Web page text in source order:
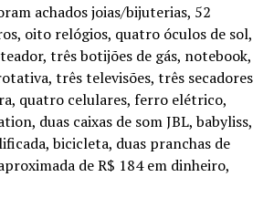
achados joias/bijuterias, 52
oito relógios, quatro óculos de sol,
três botijões de gás, notebook,
três televisões, três secadores
quatro celulares, ferro elétrico,
duas caixas de som JBL, babyliss,
bicicleta, duas pranchas de
de R$ 184 em dinheiro,